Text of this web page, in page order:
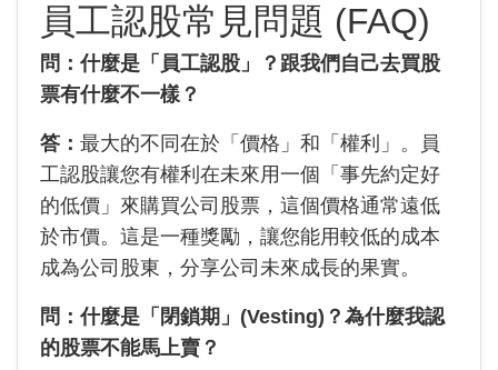
員工認股常見問題 (FAQ)
問：什麼是「員工認股」？跟我們自己去買股
票有什麼不一樣？
答： 最大的不同在於「價格」和「權利」。員
工認股讓您有權利在未來用一個「事先約定好
的低價」來購買公司股票，這個價格通常遠低
於市價。這是一種獎勵，讓您能用較低的成本
成為公司股東，分享公司未來成長的果實。
問：什麼是「閉鎖期」(Vesting)？為什麼我認
的股票不能馬上賣？